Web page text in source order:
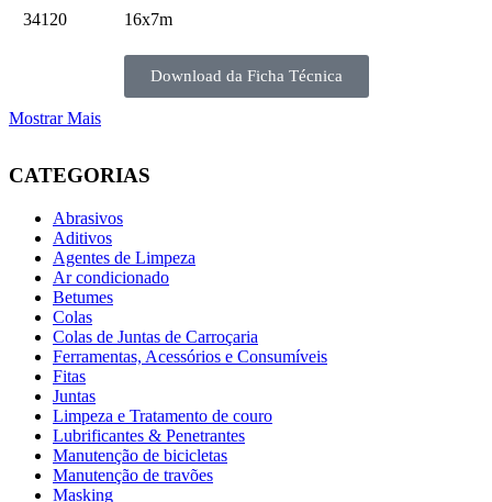
34120 16x7m
Download da Ficha Técnica
Mostrar Mais
CATEGORIAS
Abrasivos
Aditivos
Agentes de Limpeza
Ar condicionado
Betumes
Colas
Colas de Juntas de Carroçaria
Ferramentas, Acessórios e Consumíveis
Fitas
Juntas
Limpeza e Tratamento de couro
Lubrificantes & Penetrantes
Manutenção de bicicletas
Manutenção de travões
Masking